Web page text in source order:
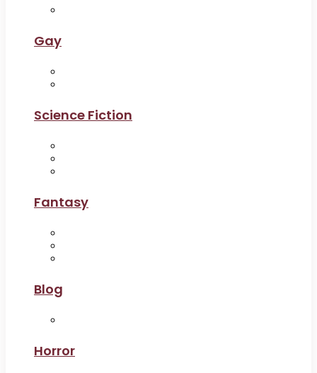
Gay
Science Fiction
Fantasy
Blog
Horror